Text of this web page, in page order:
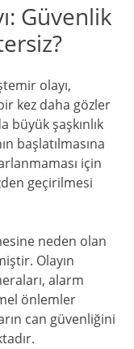
Güvenlik
olayı,
kez daha gözler
şaşkınlık
başlatılmasına
için
geçirilmesi
neden olan
Olayın
alarm
önlemler
can güvenliğini